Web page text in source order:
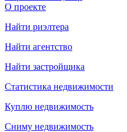
О проекте
Найти риэлтера
Найти агентство
Найти застройщика
Статистика недвижимости
Куплю недвижимость
Сниму недвижимость